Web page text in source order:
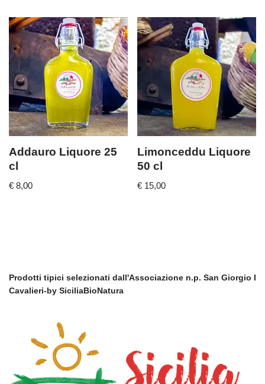
Addauro Liquore 25
cl
€ 8,00
Limonceddu Liquore
50 cl
€ 15,00
Prodotti tipici selezionati dall'Associazione n.p. San Giorgio I
Cavalieri-by SiciliaBioNatura